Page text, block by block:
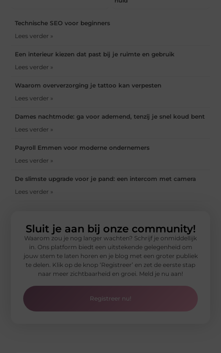
Technische SEO voor beginners
Lees verder »
Een interieur kiezen dat past bij je ruimte en gebruik
Lees verder »
Waarom oververzorging je tattoo kan verpesten
Lees verder »
Dames nachtmode: ga voor ademend, tenzij je snel koud bent
Lees verder »
Payroll Emmen voor moderne ondernemers
Lees verder »
De slimste upgrade voor je pand: een intercom met camera
Lees verder »
Sluit je aan bij onze community!
Waarom zou je nog langer wachten? Schrijf je onmiddellijk
in. Ons platform biedt een uitstekende gelegenheid om
jouw stem te laten horen en je blog met een groter publiek
te delen. Klik op de knop ‘Registreer’ en zet de eerste stap
naar meer zichtbaarheid en groei. Meld je nu aan!
Registreer nu!